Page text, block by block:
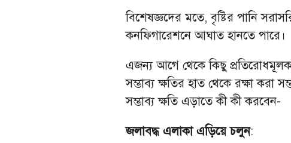
বিশেষজ্ঞদের মতে, বৃষ্টির পানি
কনফিগারেশনে আঘাত হানতে পারে।
এজন্য আগে থেকে কিছু
সম্ভাব্য ক্ষতির হাত থেকে রক্ষা করা
সম্ভাব্য ক্ষতি এড়াতে কী কী করবেন-
জলাবদ্ধ এলাকা এড়িয়ে চলুন: